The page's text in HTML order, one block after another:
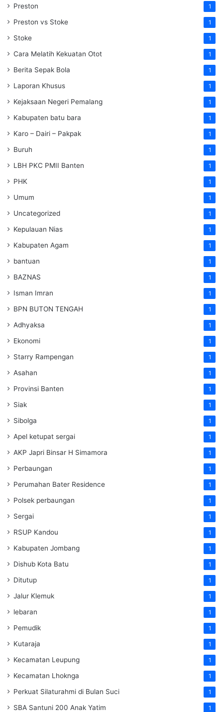
Preston 1
Preston vs Stoke 1
Stoke 1
Cara Melatih Kekuatan Otot 1
Berita Sepak Bola 1
Laporan Khusus 1
Kejaksaan Negeri Pemalang 1
Kabupaten batu bara 1
Karo – Dairi – Pakpak 1
Buruh 1
LBH PKC PMII Banten 1
PHK 1
Umum 1
Uncategorized 1
Kepulauan Nias 1
Kabupaten Agam 1
bantuan 1
BAZNAS 1
Isman Imran 1
BPN BUTON TENGAH 1
Adhyaksa 1
Ekonomi 1
Starry Rampengan 1
Asahan 1
Provinsi Banten 1
Siak 1
Sibolga 1
Apel ketupat sergai 1
AKP Japri Binsar H Simamora 1
Perbaungan 1
Perumahan Bater Residence 1
Polsek perbaungan 1
Sergai 1
RSUP Kandou 1
Kabupaten Jombang 1
Dishub Kota Batu 1
Ditutup 1
Jalur Klemuk 1
lebaran 1
Pemudik 1
Kutaraja 1
Kecamatan Leupung 1
Kecamatan Lhoknga 1
Perkuat Silaturahmi di Bulan Suci 1
SBA Santuni 200 Anak Yatim 1